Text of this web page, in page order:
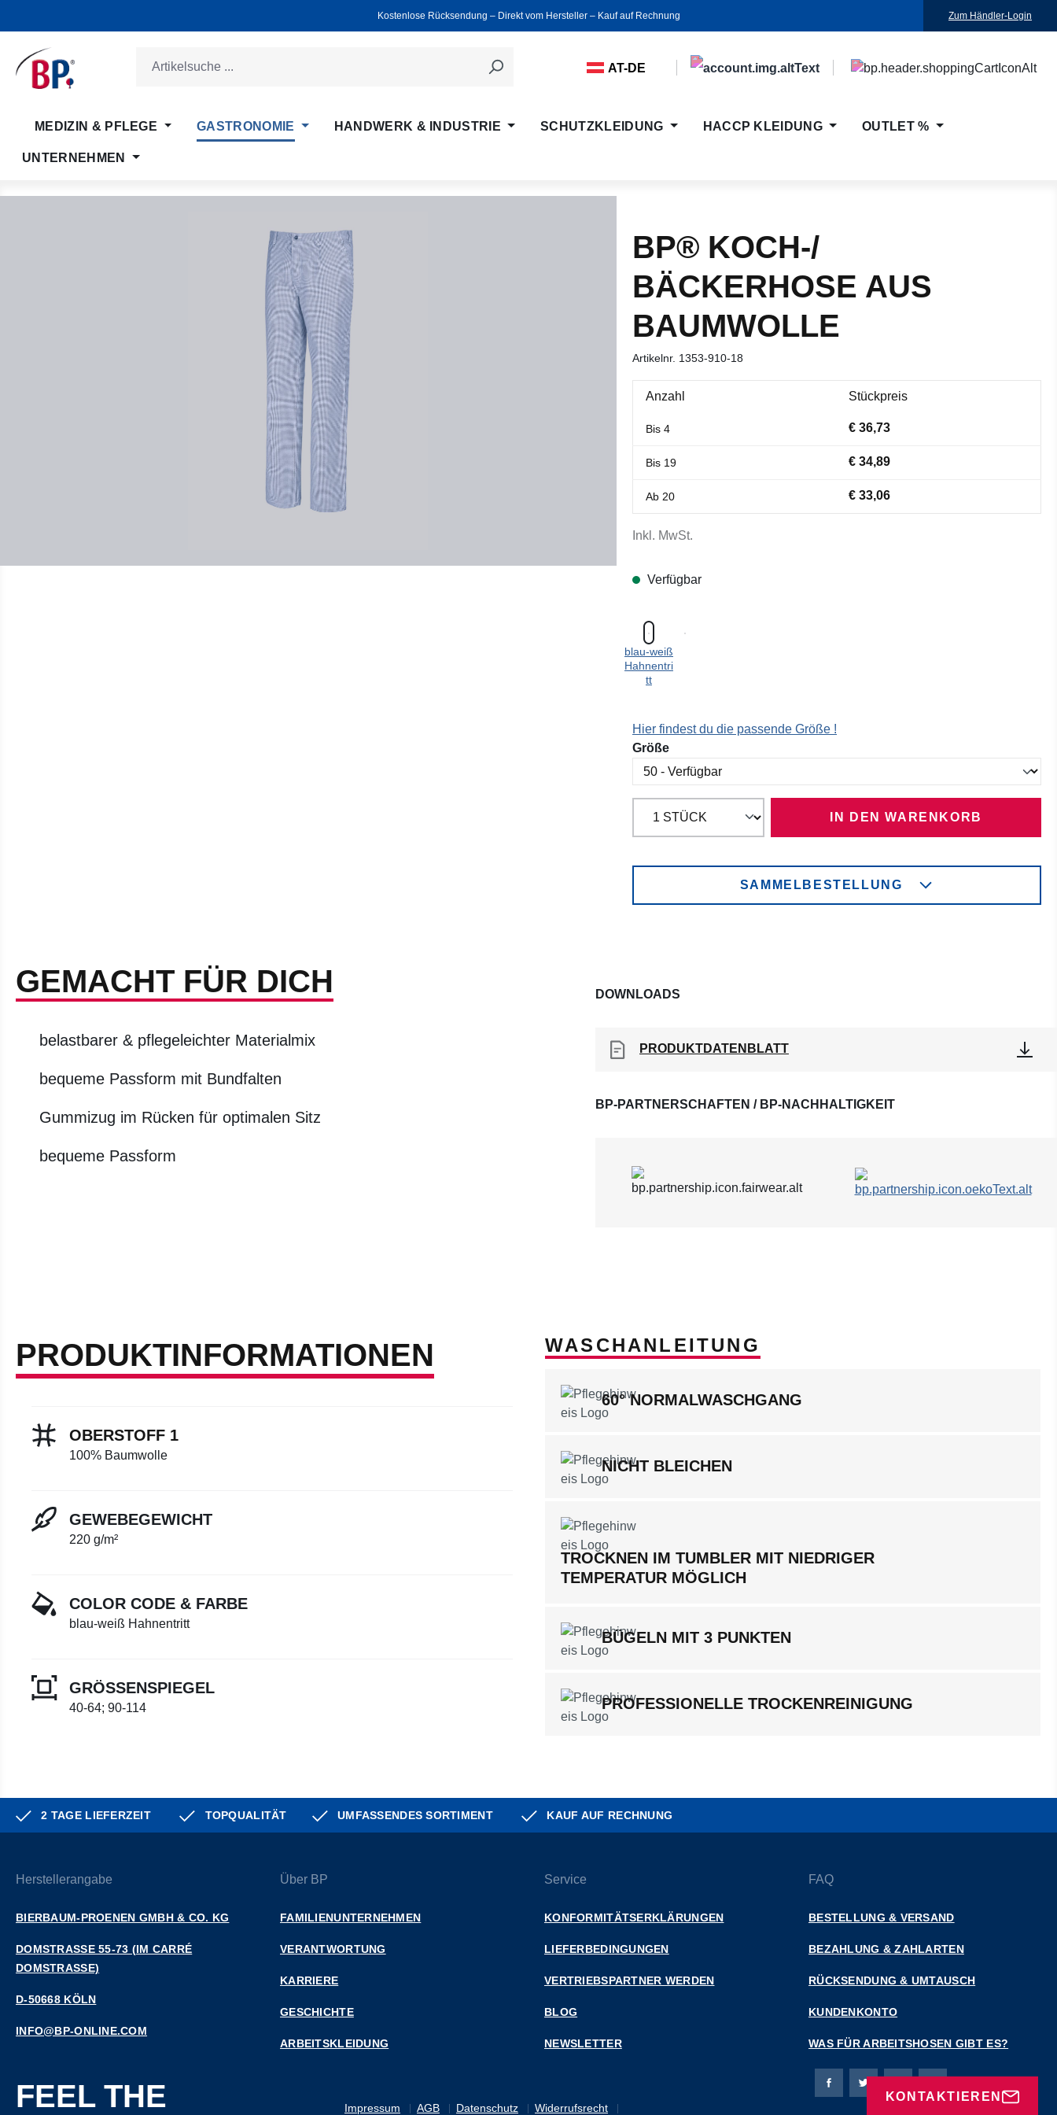
Kostenlose Rücksendung ‒ Direkt vom Hersteller ‒ Kauf auf Rechnung Zum Händler-Login
AT-DE
MEDIZIN & PFLEGE GASTRONOMIE HANDWERK & INDUSTRIE SCHUTZKLEIDUNG HACCP KLEIDUNG OUTLET %
UNTERNEHMEN
BP® KOCH-/
BÄCKERHOSE AUS
BAUMWOLLE
Artikelnr. 1353-910-18
Anzahl Stückpreis
Bis 4 € 36,73
Bis 19 € 34,89
Ab 20 € 33,06
Inkl. MwSt.
Verfügbar
blau-weiß
Hahnentri
tt
Hier findest du die passende Größe !
Größeauswählen
IN DEN WARENKORB
SAMMELBESTELLUNG
GEMACHT FÜR DICH
belastbarer & pflegeleichter Materialmix
bequeme Passform mit Bundfalten
Gummizug im Rücken für optimalen Sitz
bequeme Passform
DOWNLOADS
PRODUKTDATENBLATT
BP-PARTNERSCHAFTEN / BP-NACHHALTIGKEIT
PRODUKTINFORMATIONEN
OBERSTOFF 1
100% Baumwolle
GEWEBEGEWICHT
220 g/m²
COLOR CODE & FARBE
blau-weiß Hahnentritt
GRÖSSENSPIEGEL
40-64; 90-114
WASCHANLEITUNG
60° NORMALWASCHGANG
NICHT BLEICHEN
TROCKNEN IM TUMBLER MIT NIEDRIGER
TEMPERATUR MÖGLICH
BÜGELN MIT 3 PUNKTEN
PROFESSIONELLE TROCKENREINIGUNG
KONTAKTIEREN
2 TAGE LIEFERZEIT TOPQUALITÄT UMFASSENDES SORTIMENT KAUF AUF RECHNUNG
Herstellerangabe
BIERBAUM-PROENEN GMBH & CO. KG
DOMSTRASSE 55-73 (IM CARRÉ D
OMSTRASSE)
D-50668 KÖLN
INFO@BP-ONLINE.COM
Über BP
FAMILIENUNTERNEHMEN
VERANTWORTUNG
KARRIERE
GESCHICHTE
ARBEITSKLEIDUNG
Service
KONFORMITÄTSERKLÄRUNGEN
LIEFERBEDINGUNGEN
VERTRIEBSPARTNER WERDEN
BLOG
NEWSLETTER
FAQ
BESTELLUNG & VERSAND
BEZAHLUNG & ZAHLARTEN
RÜCKSENDUNG & UMTAUSCH
KUNDENKONTO
WAS FÜR ARBEITSHOSEN GIBT ES?
FEEL THE Impressum AGB Datenschutz Widerrufsrecht
Bierbaum-Proenen Facebook-Seite
Bierbaum-Proenen Twitter Seite
Bierbaum-Proenen LinkedIn
Bierbaum-Proenen